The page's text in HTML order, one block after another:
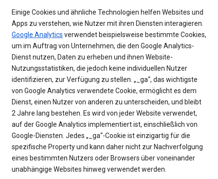
Einige Cookies und ähnliche Technologien helfen Websites und
Apps zu verstehen, wie Nutzer mit ihren Diensten interagieren.
Google Analytics verwendet beispielsweise bestimmte Cookies,
um im Auftrag von Unternehmen, die den Google Analytics-
Dienst nutzen, Daten zu erheben und ihnen Website-
Nutzungsstatistiken, die jedoch keine individuellen Nutzer
identifizieren, zur Verfügung zu stellen. „_ga“, das wichtigste
von Google Analytics verwendete Cookie, ermöglicht es dem
Dienst, einen Nutzer von anderen zu unterscheiden, und bleibt
2 Jahre lang bestehen. Es wird von jeder Website verwendet,
auf der Google Analytics implementiert ist, einschließlich von
Google-Diensten. Jedes „_ga“-Cookie ist einzigartig für die
spezifische Property und kann daher nicht zur Nachverfolgung
eines bestimmten Nutzers oder Browsers über voneinander
unabhängige Websites hinweg verwendet werden.